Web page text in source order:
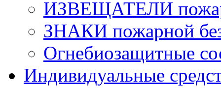
ИЗВЕЩАТЕЛИ
ЗНАКИ пожарной
Огнебиозащитные
Индивидуальные